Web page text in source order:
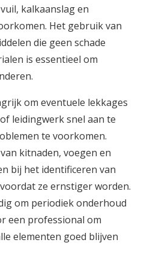
kalkaanslag en
Het gebruik van
die geen schade
is essentieel om
om eventuele lekkages
leidingwerk snel aan te
te voorkomen.
kitnaden, voegen en
bij het identificeren van
ze ernstiger worden.
om periodiek onderhoud
een professional om
elementen goed blijven